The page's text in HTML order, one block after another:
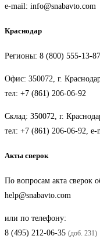
e-mail: info@snabavto.com
Краснодар
Регионы: 8 (800) 555-13-87
Офис: 350072, г.
тел: +7 (861) 206-06-92
Склад: 350072, г.
тел: +7 (861) 206-06-92, e-
Акты сверок
По вопросам акта сверок
help@snabavto.com
или по телефону:
8 (495) 212-06-35 (доб. 231)